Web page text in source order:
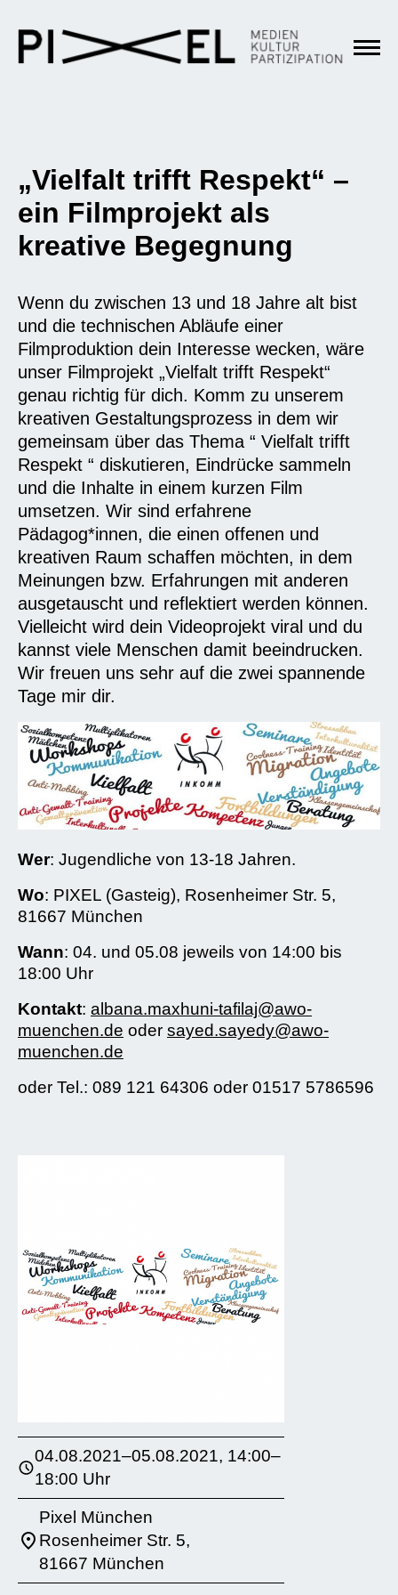
„Vielfalt trifft Respekt“ –
ein Filmprojekt als
kreative Begegnung
Wenn du zwischen 13 und 18 Jahre alt bist
und die technischen Abläufe einer
Filmproduktion dein Interesse wecken, wäre
unser Filmprojekt „Vielfalt trifft Respekt“
genau richtig für dich. Komm zu unserem
kreativen Gestaltungsprozess in dem wir
gemeinsam über das Thema “ Vielfalt trifft
Respekt “ diskutieren, Eindrücke sammeln
und die Inhalte in einem kurzen Film
umsetzen. Wir sind erfahrene
Pädagog*innen, die einen offenen und
kreativen Raum schaffen möchten, in dem
Meinungen bzw. Erfahrungen mit anderen
ausgetauscht und reflektiert werden können.
Vielleicht wird dein Videoprojekt viral und du
kannst viele Menschen damit beeindrucken.
Wir freuen uns sehr auf die zwei spannende
Tage mir dir.
Wer: Jugendliche von 13-18 Jahren.
Wo: PIXEL (Gasteig), Rosenheimer Str. 5,
81667 München
Wann: 04. und 05.08 jeweils von 14:00 bis
18:00 Uhr
Kontakt: albana.maxhuni-tafilaj@awo-
muenchen.de oder sayed.sayedy@awo-
muenchen.de
oder Tel.: 089 121 64306 oder 01517 5786596
04.08.2021–05.08.2021, 14:00–
18:00 Uhr
Pixel München
Rosenheimer Str. 5,
81667 München